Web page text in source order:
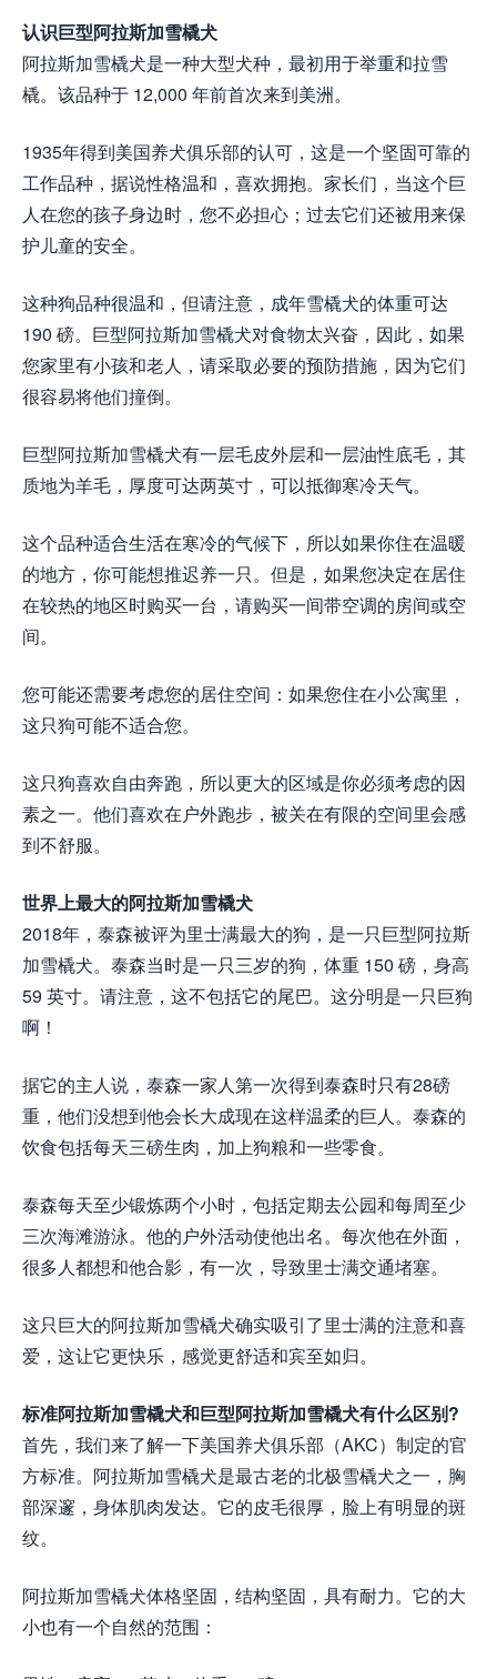
认识巨型阿拉斯加雪橇犬
阿拉斯加雪橇犬是一种大型犬种，最初用于举重和拉雪
橇。该品种于 12,000 年前首次来到美洲。
1935年得到美国养犬俱乐部的认可，这是一个坚固可靠的
工作品种，据说性格温和，喜欢拥抱。家长们，当这个巨
人在您的孩子身边时，您不必担心；过去它们还被用来保
护儿童的安全。
这种狗品种很温和，但请注意，成年雪橇犬的体重可达
190 磅。巨型阿拉斯加雪橇犬对食物太兴奋，因此，如果
您家里有小孩和老人，请采取必要的预防措施，因为它们
很容易将他们撞倒。
巨型阿拉斯加雪橇犬有一层毛皮外层和一层油性底毛，其
质地为羊毛，厚度可达两英寸，可以抵御寒冷天气。
这个品种适合生活在寒冷的气候下，所以如果你住在温暖
的地方，你可能想推迟养一只。但是，如果您决定在居住
在较热的地区时购买一台，请购买一间带空调的房间或空
间。
您可能还需要考虑您的居住空间：如果您住在小公寓里，
这只狗可能不适合您。
这只狗喜欢自由奔跑，所以更大的区域是你必须考虑的因
素之一。他们喜欢在户外跑步，被关在有限的空间里会感
到不舒服。
世界上最大的阿拉斯加雪橇犬
2018年，泰森被评为里士满最大的狗，是一只巨型阿拉斯
加雪橇犬。泰森当时是一只三岁的狗，体重 150 磅，身高
59 英寸。请注意，这不包括它的尾巴。这分明是一只巨狗
啊！
据它的主人说，泰森一家人第一次得到泰森时只有28磅
重，他们没想到他会长大成现在这样温柔的巨人。泰森的
饮食包括每天三磅生肉，加上狗粮和一些零食。
泰森每天至少锻炼两个小时，包括定期去公园和每周至少
三次海滩游泳。他的户外活动使他出名。每次他在外面，
很多人都想和他合影，有一次，导致里士满交通堵塞。
这只巨大的阿拉斯加雪橇犬确实吸引了里士满的注意和喜
爱，这让它更快乐，感觉更舒适和宾至如归。
标准阿拉斯加雪橇犬和巨型阿拉斯加雪橇犬有什么区别?
首先，我们来了解一下美国养犬俱乐部（AKC）制定的官
方标准。阿拉斯加雪橇犬是最古老的北极雪橇犬之一，胸
部深邃，身体肌肉发达。它的皮毛很厚，脸上有明显的斑
纹。
阿拉斯加雪橇犬体格坚固，结构坚固，具有耐力。它的大
小也有一个自然的范围：